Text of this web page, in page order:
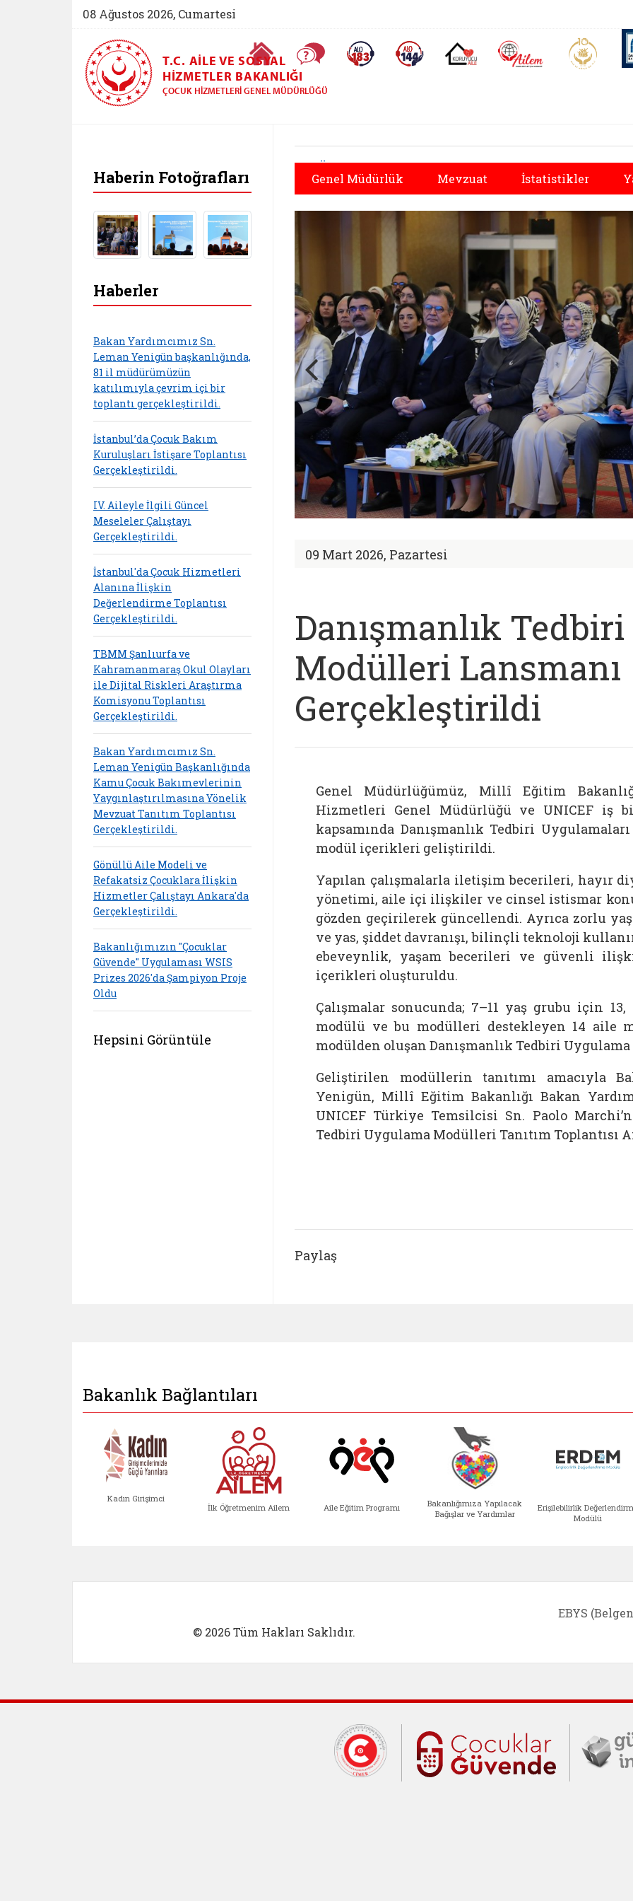
08 Ağustos 2026, Cumartesi
Ana Sayfa Sıkça Sorulan SorularAlo 183 (yeni sekmede açılır)Alo 144 (yeni sekmede açılır)Koruyucu Aile (yeni sekmede açılır)
AİLEM İletişim Aile ve
T.C. AILE VE SOSYAL
HIZMETLER BAKANLIĞI
ÇOCUK HIZMETLERI GENEL MÜDÜRLÜĞÜ
Genel Müdürlük Mevzuat İstatistikler
Önceki
09 Mart 2026, Pazartesi
Danışmanlık
Modülleri Lansmanı
Gerçekleştirildi
Genel Müdürlüğümüz, Millî Eğitim
Hizmetleri Genel Müdürlüğü ve UNICEF iş
kapsamında Danışmanlık Tedbiri
modül içerikleri geliştirildi.
Yapılan çalışmalarla iletişim becerileri, hayır
yönetimi, aile içi ilişkiler ve cinsel istismar
gözden geçirilerek güncellendi. Ayrıca zorlu
ve yas, şiddet davranışı, bilinçli teknoloji
ebeveynlik, yaşam becerileri ve güvenli
içerikleri oluşturuldu.
Çalışmalar sonucunda; 7–11 yaş grubu için
modülü ve bu modülleri destekleyen 14 aile
modülden oluşan Danışmanlık Tedbiri
Geliştirilen modüllerin tanıtımı amacıyla
Yenigün, Millî Eğitim Bakanlığı Bakan
UNICEF Türkiye Temsilcisi Sn. Paolo
Tedbiri Uygulama Modülleri Tanıtım Toplantısı
Paylaş
Haberin Fotoğrafları
Haberler
Bakan Yardımcımız Sn.
Leman Yenigün başkanlığında,
81 il müdürümüzün
katılımıyla çevrim içi bir
toplantı gerçekleştirildi.
İstanbul’da Çocuk Bakım
Kuruluşları İstişare Toplantısı
Gerçekleştirildi.
IV. Aileyle İlgili Güncel
Meseleler Çalıştayı
Gerçekleştirildi.
İstanbul'da Çocuk Hizmetleri
Alanına İlişkin
Değerlendirme Toplantısı
Gerçekleştirildi.
TBMM Şanlıurfa ve
Kahramanmaraş Okul Olayları
ile Dijital Riskleri Araştırma
Komisyonu Toplantısı
Gerçekleştirildi.
Bakan Yardımcımız Sn.
Leman Yenigün Başkanlığında
Kamu Çocuk Bakımevlerinin
Yaygınlaştırılmasına Yönelik
Mevzuat Tanıtım Toplantısı
Gerçekleştirildi.
Gönüllü Aile Modeli ve
Refakatsiz Çocuklara İlişkin
Hizmetler Çalıştayı Ankara'da
Gerçekleştirildi.
Bakanlığımızın "Çocuklar
Güvende" Uygulaması WSIS
Prizes 2026'da Şampiyon Proje
Oldu
Hepsini Görüntüle
Bakanlık Bağlantıları
Kadın Girişimci
İlk Öğretmenim Ailem Aile Eğitim Programı
Bakanlığımıza Yapılacak
Bağışlar ve Yardımlar
Erişilebilirlik
Modülü
© 2026 Tüm Hakları Saklıdır.
EBYS
Cumhurbaşkanlığı İletişim Merkezi
Çocuklar